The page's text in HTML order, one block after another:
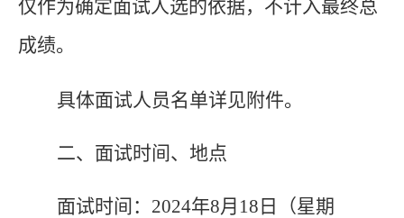
仅作为确定面试人选的依据，不计入最终总
成绩。
具体面试人员名单详见附件。
二、面试时间、地点
面试时间：2024年8月18日（星期